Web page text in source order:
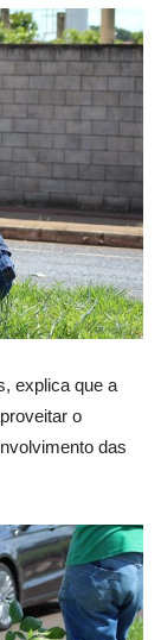
explica que a
o
das